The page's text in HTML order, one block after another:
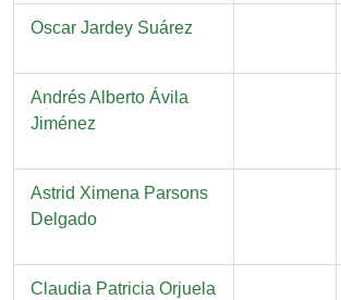
Nombre
Oscar Jardey Suárez
Nombre
Andrés Alberto Ávila
Jiménez
Nombre
Astrid Ximena Parsons
Delgado
Nombre
Claudia Patricia Orjuela